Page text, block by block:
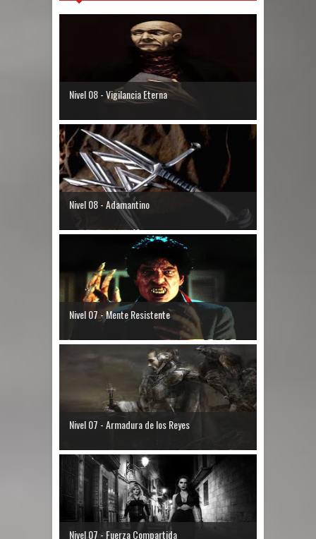
Nivel 08 - Vigilancia Eterna
Nivel 08 - Adamantino
Nivel 07 - Mente Resistente
Nivel 07 - Armadura de los Reyes
Nivel 07 - Fuerza Compartida